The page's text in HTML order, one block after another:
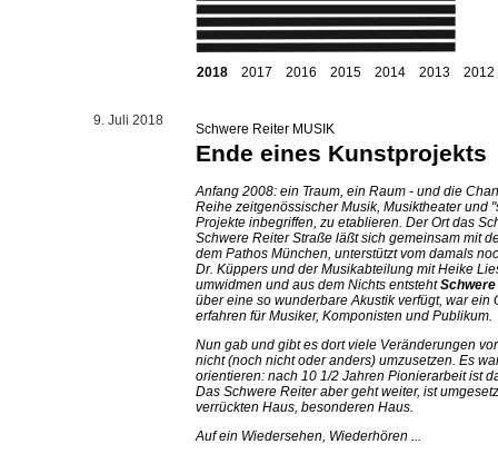
2018 2017 2016 2015 2014 2013 2012
9. Juli 2018
Schwere Reiter MUSIK
Ende eines Kunstprojekts
Anfang 2008: ein Traum, ein Raum - und die
Reihe zeitgenössischer Musik, Musiktheater und
Projekte inbegriffen, zu etablieren. Der Ort das
Schwere Reiter Straße läßt sich gemeinsam mit
dem Pathos München, unterstützt vom damals
Dr. Küppers und der Musikabteilung mit Heike
umwidmen und aus dem Nichts entsteht
über eine so wunderbare Akustik verfügt, war ein
erfahren für Musiker, Komponisten und Publikum.
Nun gab und gibt es dort viele Veränderungen
nicht (noch nicht oder anders) umzusetzen. Es
orientieren: nach 10 1/2 Jahren Pionierarbeit ist
Das Schwere Reiter aber geht weiter, ist
verrückten Haus, besonderen Haus.
Auf ein Wiedersehen, Wiederhören ...